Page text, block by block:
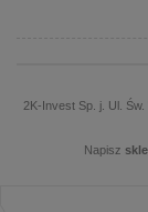
2K-Invest Sp. j. Ul.
Napisz